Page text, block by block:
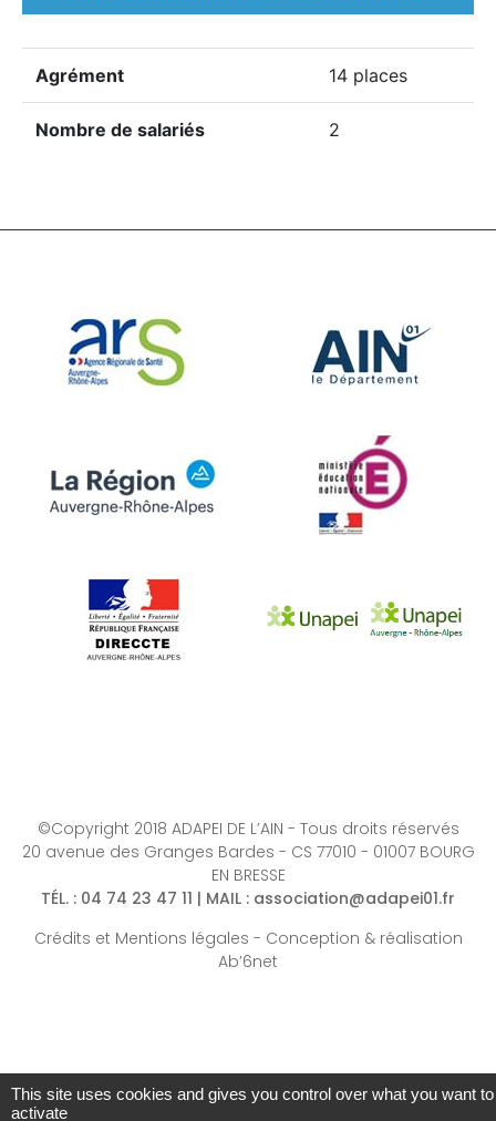
Agrément 14 places
Nombre de salariés 2
©Copyright 2018 ADAPEI DE L’AIN - Tous droits réservés
20 avenue des Granges Bardes - CS 77010 - 01007 BOURG
EN BRESSE
TÉL. : 04 74 23 47 11 | MAIL : association@adapei01.fr
Crédits et Mentions légales - Conception & réalisation
Ab’6net
This site uses cookies and gives you control over what you want to
activate